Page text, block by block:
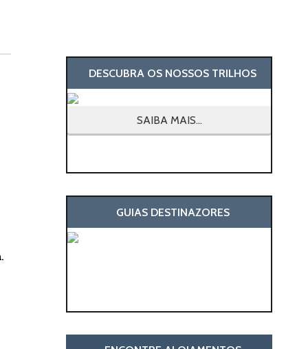
DESCUBRA OS NOSSOS TRILHOS
SAIBA MAIS...
GUIAS DESTINAZORES